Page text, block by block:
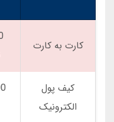
کارت به کارت
کیف پول
الکترونیک